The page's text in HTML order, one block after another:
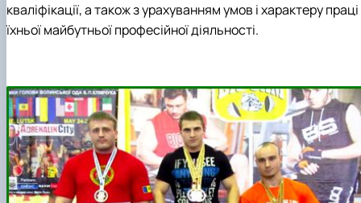
кваліфікації, а також з урахуванням умов і характеру праці
їхньої майбутньої професійної діяльності.